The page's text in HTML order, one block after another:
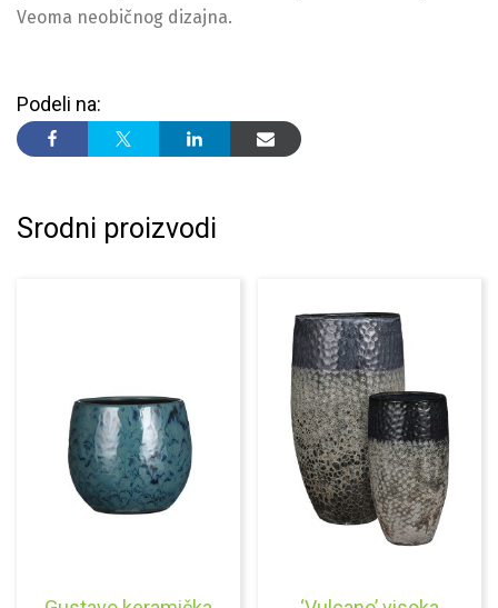
Veoma neobičnog dizajna.
Podeli na:
Srodni proizvodi